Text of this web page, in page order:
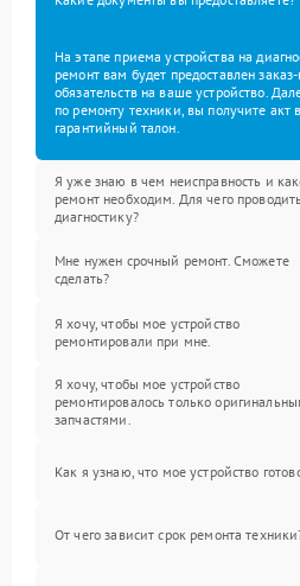
На этапе приема устройства на
ремонт вам будет предоставлен
обязательств на ваше устройство.
по ремонту техники, вы получите акт
гарантийный талон.
Я уже знаю в чем неисправность и
ремонт необходим. Для чего проводить
диагностику?
Мне нужен срочный ремонт. Сможете
сделать?
Я хочу, чтобы мое устройство
ремонтировали при мне.
Я хочу, чтобы мое устройство
ремонтировалось только
запчастями.
Как я узнаю, что мое устройство
От чего зависит срок ремонта